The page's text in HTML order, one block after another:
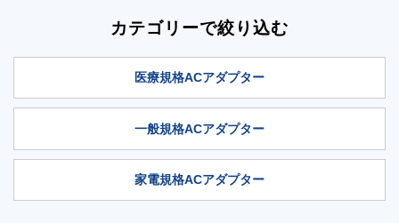
カテゴリーで絞り込む
医療規格ACアダプター
一般規格ACアダプター
家電規格ACアダプター